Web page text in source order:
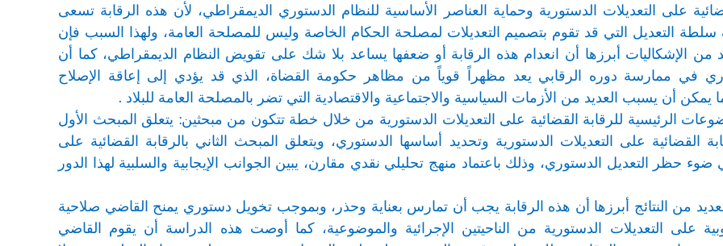
على التعديلات الدستورية وحماية العناصر الأساسية للنظام الدستوري الديمقراطي، لأن هذه الرقابة تسعى
التعديل التي قد تقوم بتصميم التعديلات لمصلحة الحكام الخاصة وليس للمصلحة العامة، ولهذا السبب فإن
من الإشكاليات أبرزها أن انعدام هذه الرقابة أو ضعفها يساعد بلا شك على تقويض النظام الديمقراطي، كما أن
في ممارسة دوره الرقابي يعد مظهراً قوياً من مظاهر حكومة القضاة، الذي قد يؤدي إلى إعاقة الإصلاح
يمكن أن يسبب العديد من الأزمات السياسية والاجتماعية والاقتصادية التي تضر بالمصلحة العامة للبلاد .
الرئيسية للرقابة القضائية على التعديلات الدستورية من خلال خطة تتكون من مبحثين: يتعلق المبحث الأول
القضائية على التعديلات الدستورية وتحديد أساسها الدستوري، ويتعلق المبحث الثاني بالرقابة القضائية على
ضوء حظر التعديل الدستوري، وذلك باعتماد منهج تحليلي نقدي مقارن، يبين الجوانب الإيجابية والسلبية لهذا الدور
من النتائج أبرزها أن هذه الرقابة يجب أن تمارس بعناية وحذر، وبموجب تخويل دستوري يمنح القاضي صلاحية
على التعديلات الدستورية من الناحيتين الإجرائية والموضوعية، كما أوصت هذه الدراسة أن يقوم القاضي